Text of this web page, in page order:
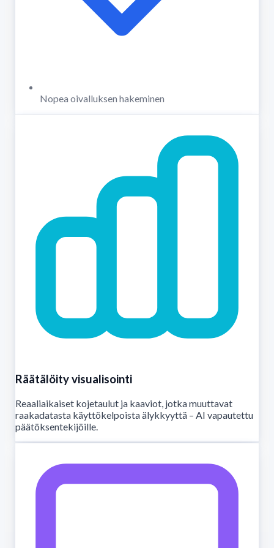
Nopea oivalluksen hakeminen
Räätälöity visualisointi
Reaaliaikaiset kojetaulut ja kaaviot, jotka muuttavat
raakadatasta käyttökelpoista älykkyyttä – AI vapautettu
päätöksentekijöille.